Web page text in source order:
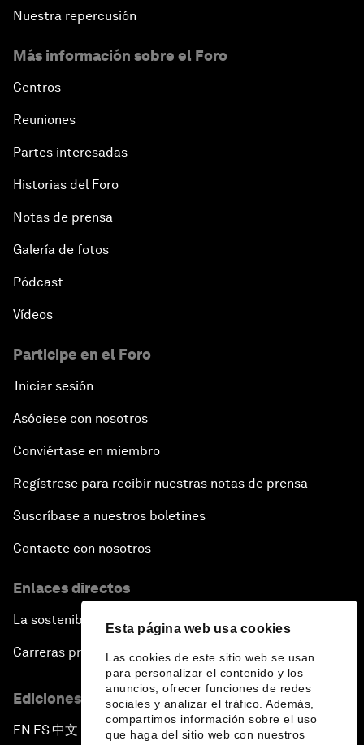
Esta página web usa cookies
Las cookies de este sitio web se usan
para personalizar el contenido y los
anuncios, ofrecer funciones de redes
sociales y analizar el tráfico. Además,
compartimos información sobre el uso
que haga del sitio web con nuestros
Nuestra repercusión
Más información sobre el Foro
Centros
Reuniones
Partes interesadas
Historias del Foro
Notas de prensa
Galería de fotos
Pódcast
Vídeos
Participe en el Foro
Iniciar sesión
Asóciese con nosotros
Conviértase en miembro
Regístrese para recibir nuestras notas de prensa
Suscríbase a nuestros boletines
Contacte con nosotros
Enlaces directos
La sostenibilidad en el Foro
Carreras profesionales
Ediciones en otros idiomas
EN ▪ES▪中文▪ 日本語